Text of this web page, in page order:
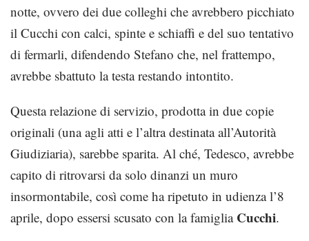
notte, ovvero dei due colleghi che avrebbero picchiato
il Cucchi con calci, spinte e schiaffi e del suo tentativo
di fermarli, difendendo Stefano che, nel frattempo,
avrebbe sbattuto la testa restando intontito.
Questa relazione di servizio, prodotta in due copie
originali (una agli atti e l’altra destinata all’Autorità
Giudiziaria), sarebbe sparita. Al ché, Tedesco, avrebbe
capito di ritrovarsi da solo dinanzi un muro
insormontabile, così come ha ripetuto in udienza l’8
aprile, dopo essersi scusato con la famiglia Cucchi.